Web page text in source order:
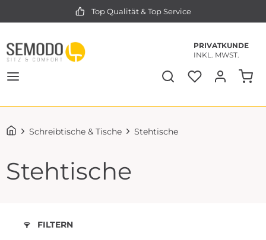
Top Qualität & Top Service
PRIVATKUNDE
INKL. MWST.
Schreibtische & Tische Stehtische
Stehtische
FILTERN